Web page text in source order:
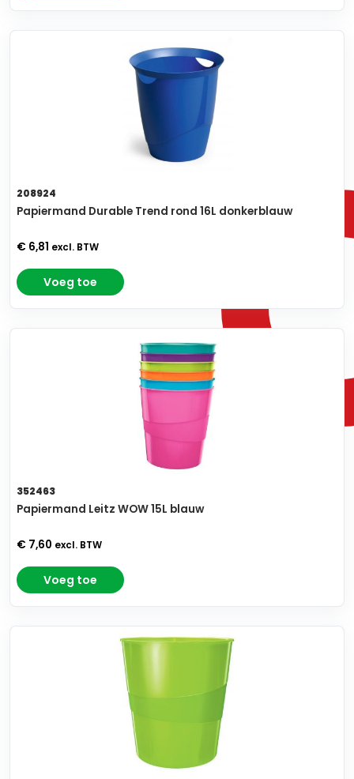
208924
Papiermand Durable Trend rond 16L donkerblauw
€ 6,81 excl. BTW
Voeg toe
352463
Papiermand Leitz WOW 15L blauw
€ 7,60 excl. BTW
Voeg toe